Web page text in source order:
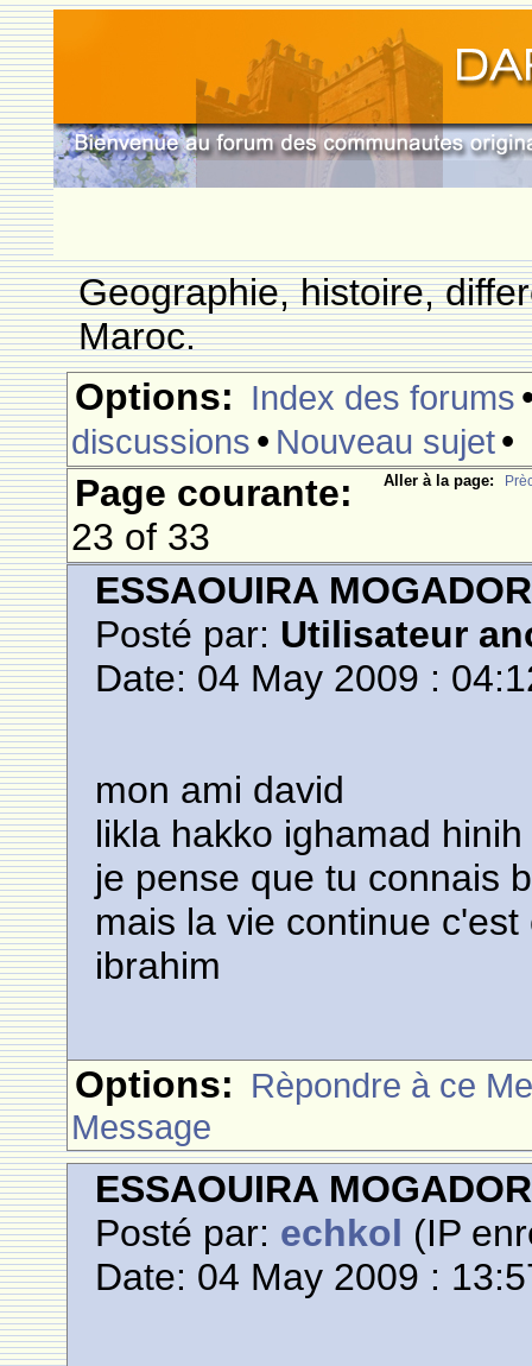
Geographie, histoire,
Maroc.
Options: Index des forums
discussions • Nouveau sujet•
Aller à la page:
Page courante:
23 of 33
ESSAOUIRA MOGADOR
Posté par: Utilisateur
Date: 04 May 2009 :
mon ami david
likla hakko ighamad hinih
je pense que tu connais
mais la vie continue
ibrahim
Options: Rèpondre à ce
Message
ESSAOUIRA MOGADOR
Posté par: echkol (IP
Date: 04 May 2009 :